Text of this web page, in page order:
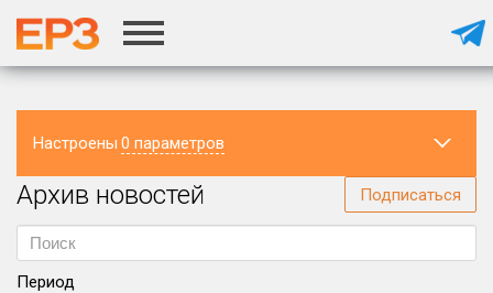
Настроены 0 параметров
Регион
Архив новостей Подписаться
Период